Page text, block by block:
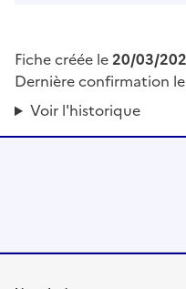
Fiche créée le20/03/
Dernière confirmation le
Voir l'historique